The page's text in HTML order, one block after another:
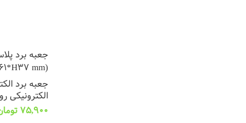
جعبه برد
(L88*W61*H37 mm)
جعبه برد
الکترونیکی
75,900